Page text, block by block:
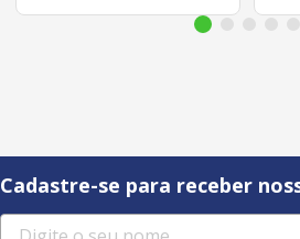
Cadastre-se para receber